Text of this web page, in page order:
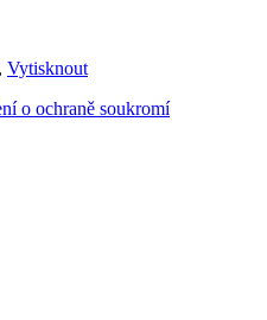
, Vytisknout
o ochraně soukromí